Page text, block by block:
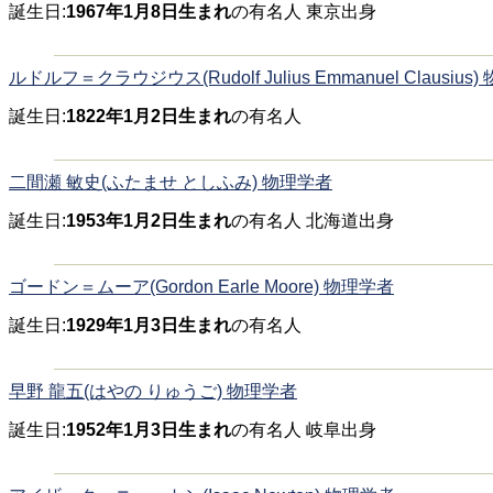
誕生日:1967年1月8日生まれの有名人 東京出身
ルドルフ＝クラウジウス(Rudolf Julius Emmanuel Clausius)
誕生日:1822年1月2日生まれの有名人
二間瀬 敏史(ふたませ としふみ) 物理学者
誕生日:1953年1月2日生まれの有名人 北海道出身
ゴードン＝ムーア(Gordon Earle Moore) 物理学者
誕生日:1929年1月3日生まれの有名人
早野 龍五(はやの りゅうご) 物理学者
誕生日:1952年1月3日生まれの有名人 岐阜出身